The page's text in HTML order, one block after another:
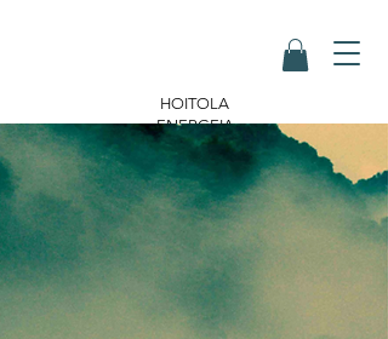
HOITOLA
ENERGEIA